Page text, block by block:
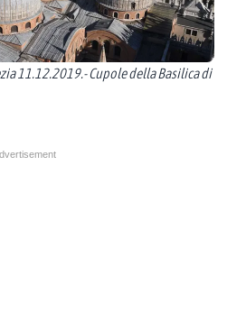
11.12.2019.- Cupole della Basilica di